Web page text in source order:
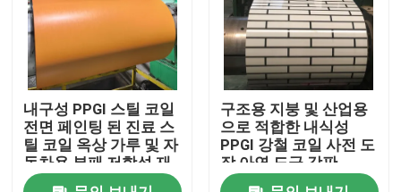
비디오
우리 에 관한 것
공장 투어
내구성 PPGI 스틸 코일
전면 페인팅 된 진료 스
틸 코일 옥상 가루 및 자
동차용 부패 저항성 재
료
구조용 지붕 및 산업용
으로 적합한 내식성
PPGI 강철 코일 사전 도
장 아연 도금 강판